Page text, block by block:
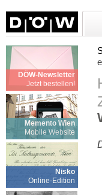
DÖW-Newsletter
Jetzt bestellen!
Memento Wien
Mobile Website
Nisko
Online-Edition